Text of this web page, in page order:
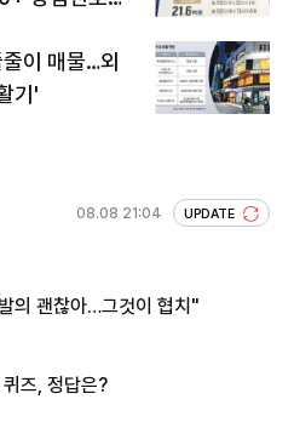
이 매물…외
기'
08.08 21:04 UPDATE
의 괜찮아…그것이 협치"
즈, 정답은?